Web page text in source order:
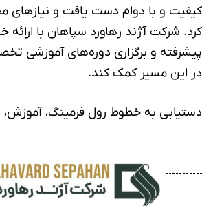
کیفیت و با دوام دست یافت و نیازهای
کرد. شرکتآژند رهاورد سپاهان با
پیشرفته و برگزاری دوره‌های آموزشی
در این مسیر کمک کند.
دستیابی به خطوط رول فرمینگ، آموزش،